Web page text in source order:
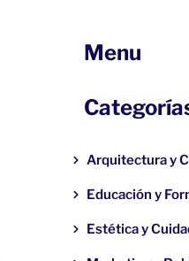
Menu
Arquitectura y
Educación y
Estética y